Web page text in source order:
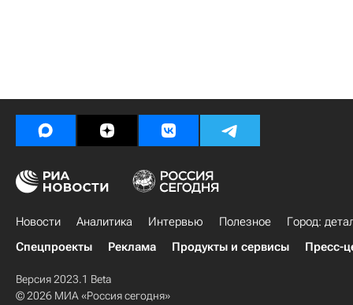
Новости Аналитика Интервью Полезное
Город:
Спецпроекты
Реклама Продукты и сервисы Пресс-
Версия 2023.1 Beta
© 2026 МИА «Россия сегодня»